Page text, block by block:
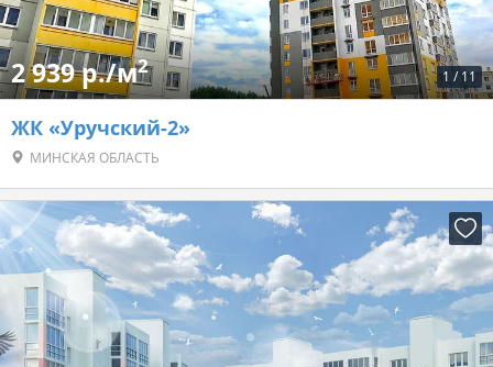
1 / 11
2 939 р./м2
ЖК «Уручский-2»
МИНСКАЯ ОБЛАСТЬ